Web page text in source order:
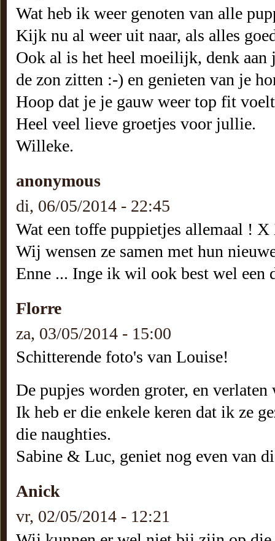
Wat heb ik weer genoten van alle
Kijk nu al weer uit naar, als alles
Ook al is het heel moeilijk, denk
de zon zitten :-) en genieten van je
Hoop dat je je gauw weer top fit
Heel veel lieve groetjes voor jullie.
Willeke.
anonymous
di, 06/05/2014 - 22:45
Wat een toffe puppietjes allemaal !
Wij wensen ze samen met hun
Enne ... Inge ik wil ook best wel een
Florre
za, 03/05/2014 - 15:00
Schitterende foto's van Louise!
De pupjes worden groter, en verlaten
Ik heb er die enkele keren dat ik ze
die naughties.
Sabine & Luc, geniet nog even van
Anick
vr, 02/05/2014 - 12:21